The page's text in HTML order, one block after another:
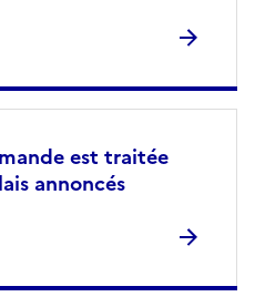
est traitée
annoncés